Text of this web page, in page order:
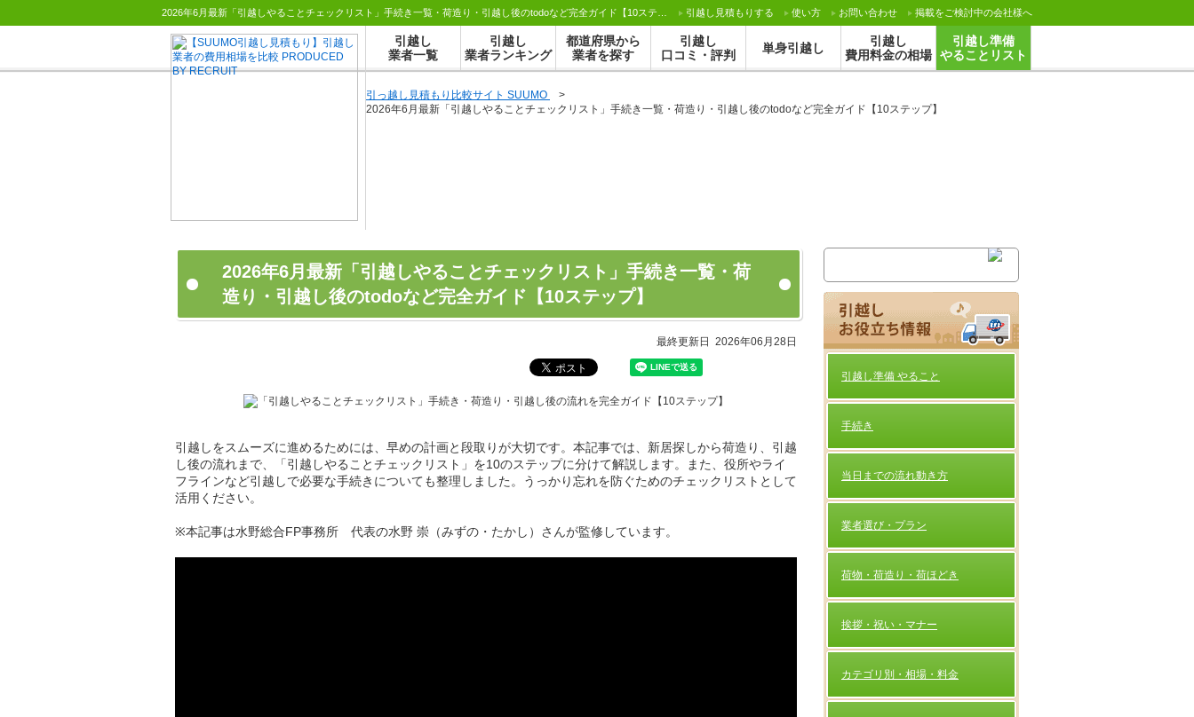
引越し見積もりする 使い方 お問い合わせ 掲載をご検討中の会社様へ
引越し
業者一覧
引越し
業者ランキング
都道府県から
業者を探す
引越し
口コミ・評判
単身引越し
引越し
費用料金の相場
引越し準備
やることリスト
引っ越し見積もり比較サイト SUUMO
>
2026年6月最新「引越しやることチェックリスト」手続き一覧・荷造り・引越し後のtodoなど完全ガイド【10ステップ】
2026年6月最新「引越しやることチェックリスト」手続き一覧・荷
造り・引越し後のtodoなど完全ガイド【10ステップ】
最終更新日 2026年06月28日
引越しをスムーズに進めるためには、早めの計画と段取りが大切です。本記事では、新居探しから荷造り、引越
し後の流れまで、「引越しやることチェックリスト」を10のステップに分けて解説します。また、役所やライ
フラインなど引越しで必要な手続きについても整理しました。うっかり忘れを防ぐためのチェックリストとして
活用ください。
※本記事は水野総合FP事務所 代表の水野 崇（みずの・たかし）さんが監修しています。
引越し準備 やること
手続き
当日までの流れ動き方
業者選び・プラン
荷物・荷造り・荷ほどき
挨拶・祝い・マナー
カテゴリ別・相場・料金